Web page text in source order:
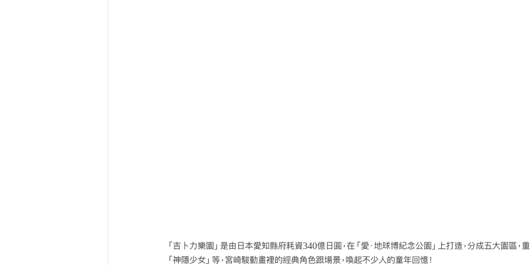
「吉卜力樂園」是由日本愛知縣府耗資340億日圓，在「愛．地球博紀念公園」上打造，分成五大園區，
「神隱少女」等，宮崎駿動畫裡的經典角色跟場景，喚起不少人的童年回憶！